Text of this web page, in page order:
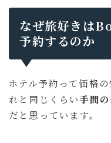
なぜ旅好きは
予約するのか
ホテル予約って価格
れと同じくらい手間
だと思っています。